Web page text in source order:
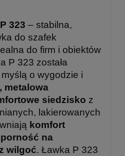
323 – stabilna,
do szafek
do firm i obiektów
P 323 została
o wygodzie i
metalowa
siedzisko z
lakierowanych
komfort
na
wilgoć. Ławka P 323